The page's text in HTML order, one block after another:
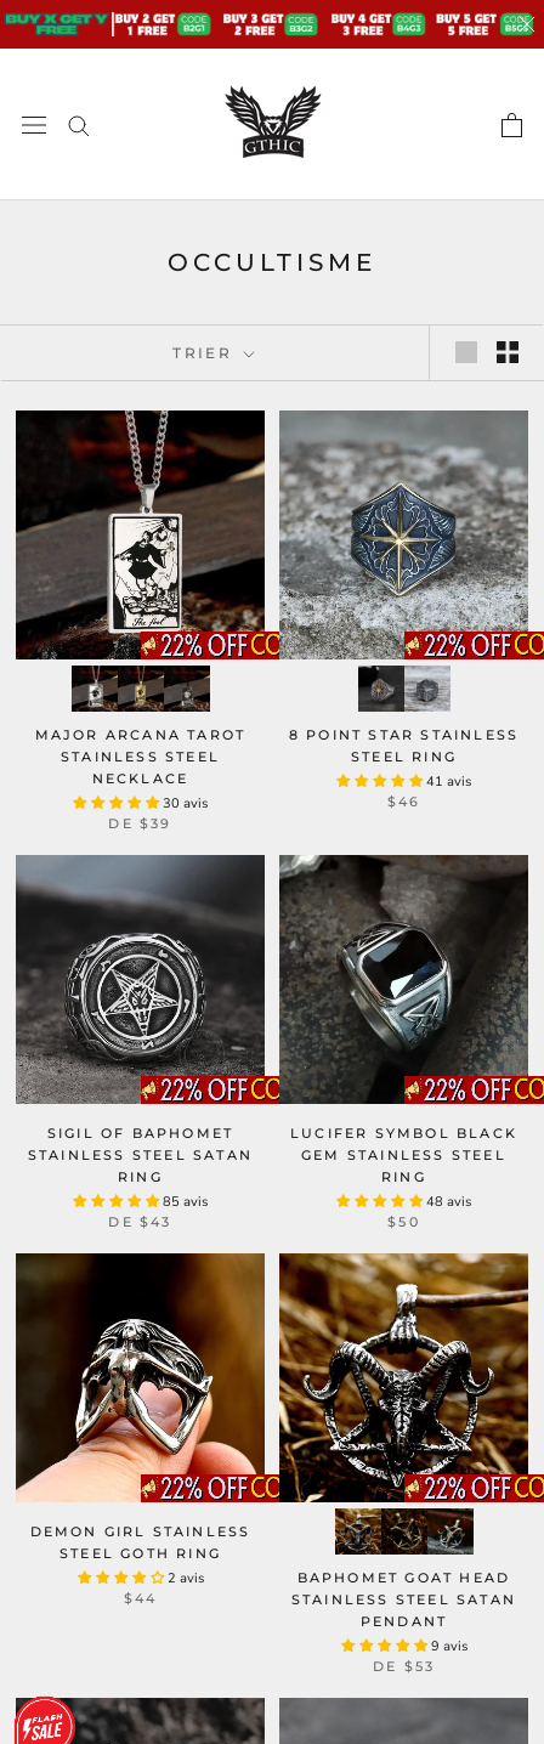
Aller
OCCULTISME
TRIER
MAJOR ARCANA TAROT
STAINLESS STEEL
NECKLACE
30 avis
DE $39
8 POINT STAR STAINLESS
STEEL RING
41 avis
$46
SIGIL OF BAPHOMET
STAINLESS STEEL SATAN
RING
85 avis
DE $43
LUCIFER SYMBOL BLACK
GEM STAINLESS STEEL
RING
48 avis
$50
DEMON GIRL STAINLESS
STEEL GOTH RING
2 avis
$44
BAPHOMET GOAT HEAD
STAINLESS STEEL SATAN
PENDANT
9 avis
DE $53